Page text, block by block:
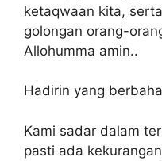
ketaqwaan kita,
golongan orang-
Allohumma amin..
Hadirin yang
Kami sadar dalam
pasti ada